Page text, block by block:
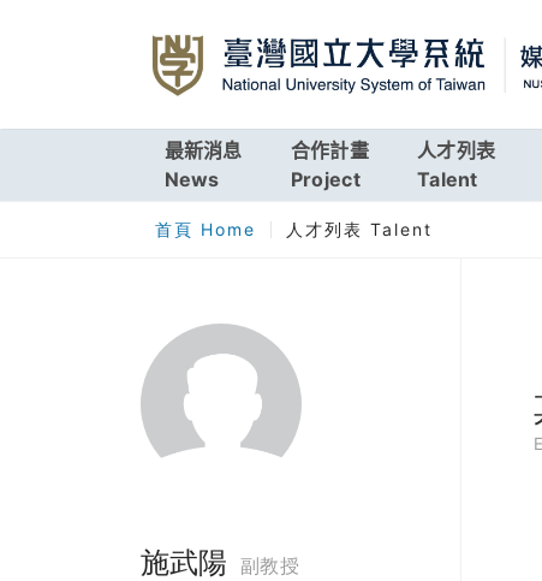
最新消息
News
合作計畫
Project
人才列表
Talent
首頁 Home 人才列表 Talent
施武陽 副教授